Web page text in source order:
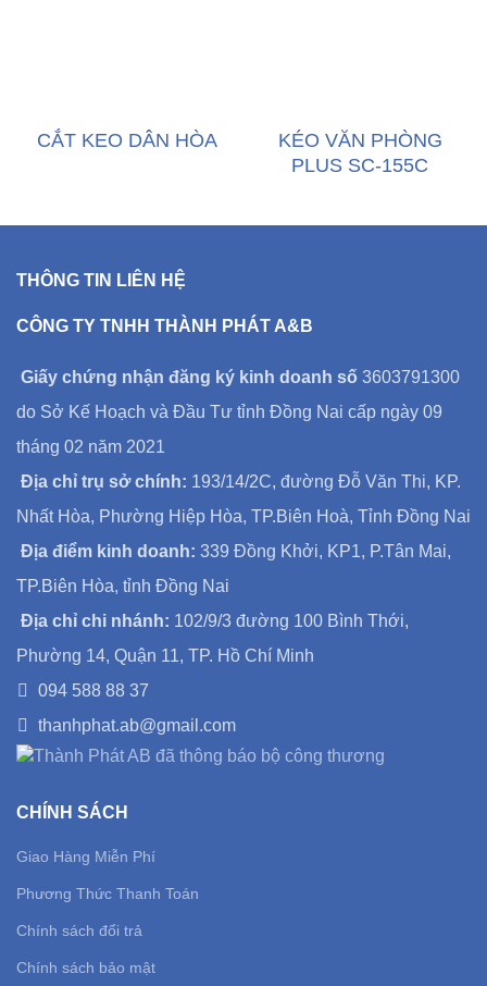
CẮT KEO DÂN HÒA
KÉO VĂN PHÒNG
PLUS SC-155C
THÔNG TIN LIÊN HỆ
CÔNG TY TNHH THÀNH PHÁT A&B
Giấy chứng nhận đăng ký kinh doanh số 3603791300
do Sở Kế Hoạch và Đầu Tư tỉnh Đồng Nai cấp ngày 09
tháng 02 năm 2021
Địa chỉ trụ sở chính: 193/14/2C, đường Đỗ Văn Thi, KP.
Nhất Hòa, Phường Hiệp Hòa, TP.Biên Hoà, Tỉnh Đồng Nai
Địa điểm kinh doanh: 339 Đồng Khởi, KP1, P.Tân Mai,
TP.Biên Hòa, tỉnh Đồng Nai
Địa chỉ chi nhánh: 102/9/3 đường 100 Bình Thới,
Phường 14, Quận 11, TP. Hồ Chí Minh
094 588 88 37
thanhphat.ab@gmail.com
CHÍNH SÁCH
Giao Hàng Miễn Phí
Phương Thức Thanh Toán
Chính sách đổi trả
Chính sách bảo mật